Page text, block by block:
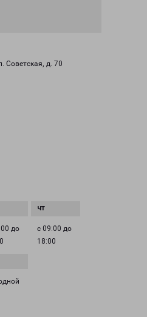
Советская, д. 70
до
с 09:00 до
18:00